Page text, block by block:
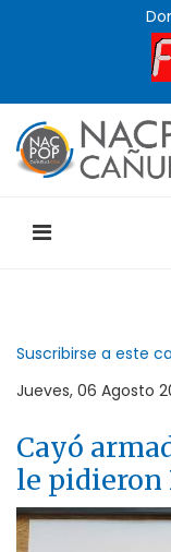
Suscribirse a este
Jueves, 06 Agosto
Cayó
le pidieron